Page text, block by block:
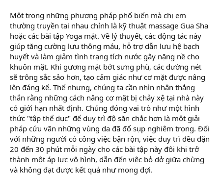
Một trong những phương pháp phổ biến mà chị em
thường truyền tai nhau chính là kỹ thuật massage Gua Sha
hoặc các bài tập Yoga mặt. Về lý thuyết, các động tác này
giúp tăng cường lưu thông máu, hỗ trợ dẫn lưu hệ bạch
huyết và làm giảm tình trạng tích nước gây nặng nề cho
khuôn mặt. Khi gương mặt bớt sưng phù, các đường nét
sẽ trông sắc sảo hơn, tạo cảm giác như cơ mặt được nâng
lên đáng kể. Thế nhưng, chúng ta cần nhìn nhận thẳng
thắn rằng những cách nâng cơ mặt bị chảy xệ tại nhà này
có giới hạn nhất định. Chúng đóng vai trò như một hình
thức "tập thể dục" để duy trì độ săn chắc hơn là một giải
pháp cứu vãn những vùng da đã đổ sụp nghiêm trọng. Đối
với những người có công việc bận rộn, việc duy trì đều đặn
20 đến 30 phút mỗi ngày cho các bài tập này đôi khi trở
thành một áp lực vô hình, dẫn đến việc bỏ dở giữa chừng
và không đạt được kết quả như mong đợi.